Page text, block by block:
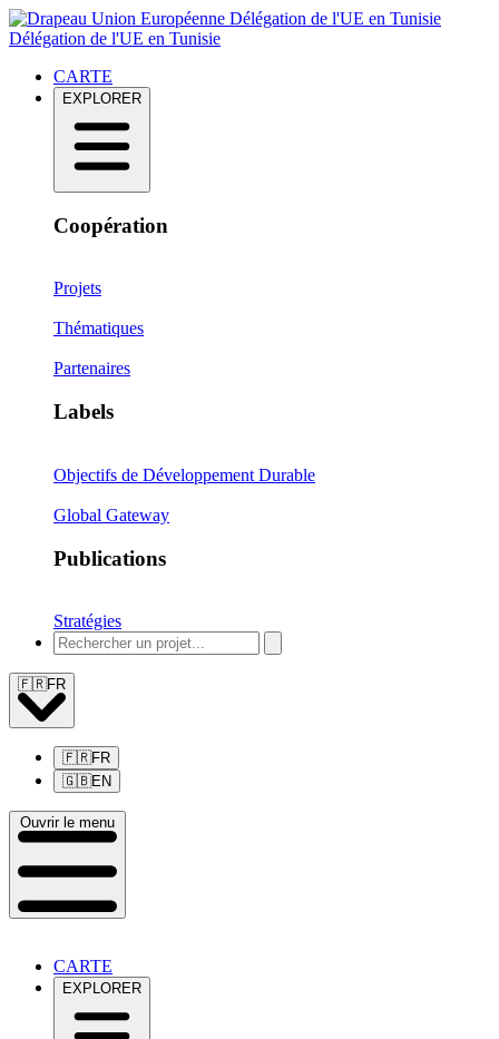
Délégation de l'UE en Tunisie
Délégation de l'UE en Tunisie
CARTE
EXPLORER
Coopération
Projets
Thématiques
Partenaires
Labels
Objectifs de Développement Durable
Global Gateway
Publications
Stratégies
🇫🇷FR
🇫🇷FR
🇬🇧EN
Ouvrir le menu
CARTE
EXPLORER